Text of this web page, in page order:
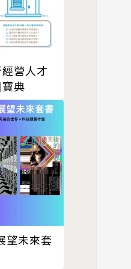
營人才
典
望未來套